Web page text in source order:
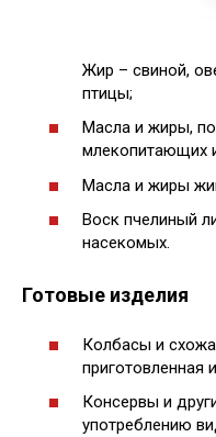
Жир – свиной,
птицы;
Масла и жиры,
млекопитающих
Масла и жиры
Воск пчелиный
насекомых.
Готовые изделия
Колбасы и
приготовленная
Консервы и
употреблению